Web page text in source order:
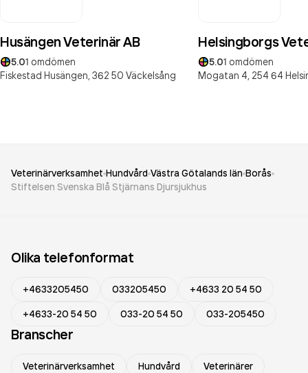
Husängen Veterinär AB
5.01 omdömen
Fiskestad Husängen, 362 50 Väckelsång
Helsingborgs
5.01 omdömen
Mogatan 4, 254 64
Veterinärverksamhet Hundvård Västra Götalands län Borås
Stiftelsen Svenska Blå Stjärnans Djursjukhus
Olika telefonformat
+4633205450 033205450
+4633 20 54 50
+4633-20 54 50
033-20 54 50 033-205450
Branscher
Veterinärverksamhet Hundvård
Veterinärer